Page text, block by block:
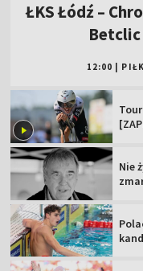
ŁKS Łódź –
Betclic
12:00
Nie